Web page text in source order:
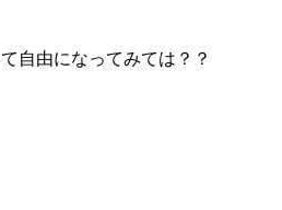
自由になってみては？？